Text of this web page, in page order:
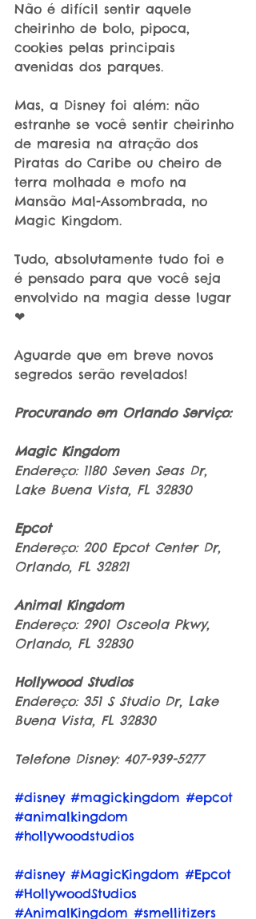
Não é difícil sentir aquele
cheirinho de bolo, pipoca,
cookies pelas principais
avenidas dos parques.
Mas, a Disney foi além: não
estranhe se você sentir cheirinho
de maresia na atração dos
Piratas do Caribe ou cheiro de
terra molhada e mofo na
Mansão Mal-Assombrada, no
Magic Kingdom.
Tudo, absolutamente tudo foi e
é pensado para que você seja
envolvido na magia desse lugar
❤
Aguarde que em breve novos
segredos serão revelados!
Procurando em Orlando Serviço:
Magic Kingdom
Endereço: 1180 Seven Seas Dr,
Lake Buena Vista, FL 32830
Epcot
Endereço: 200 Epcot Center Dr,
Orlando, FL 32821
Animal Kingdom
Endereço: 2901 Osceola Pkwy,
Orlando, FL 32830
Hollywood Studios
Endereço: 351 S Studio Dr, Lake
Buena Vista, FL 32830
Telefone Disney: 407-939-5277
#disney #magickingdom #epcot
#animalkingdom
#hollywoodstudios
#disney #MagicKingdom #Epcot
#HollywoodStudios
#AnimalKingdom #smellitizers